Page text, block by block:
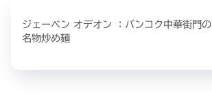
ジェーベン オデオン ：バンコク中華街門の
名物炒め麺